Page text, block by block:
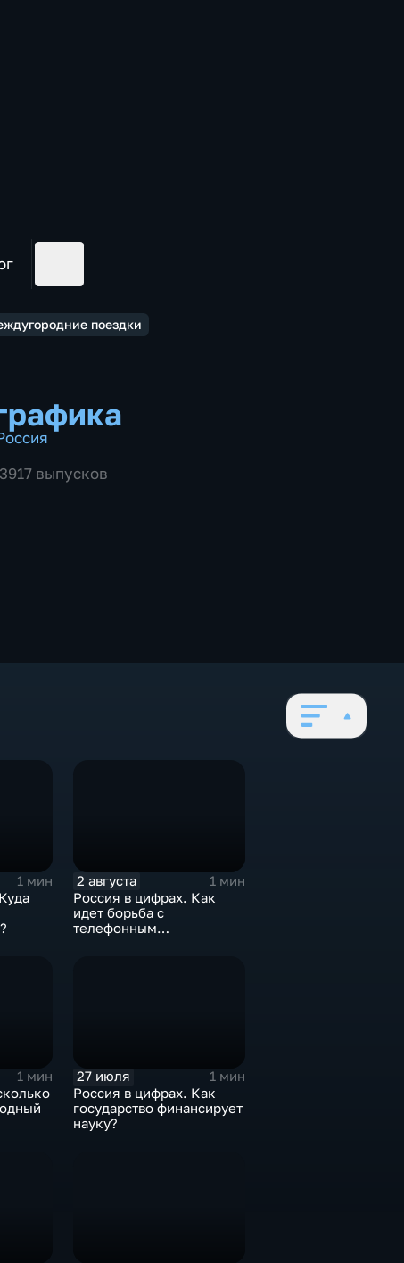
поездки
выпусков
1 мин
2 августа
1 мин
Россия в цифрах. Как
идет борьба с
телефонным
1 мин
27 июля
1 мин
Россия в цифрах. Как
государство финансирует
науку?